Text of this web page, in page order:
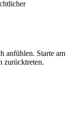
anfühlen. Starte am
zurücktreten.